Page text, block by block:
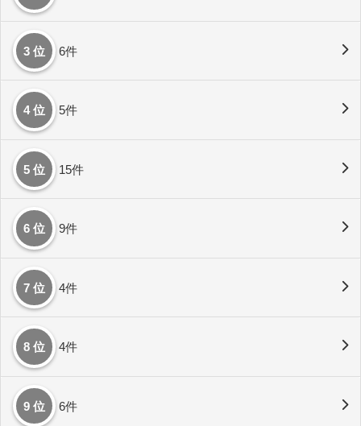
3 位 6件
4 位 5件
5 位 15件
6 位 9件
7 位 4件
8 位 4件
9 位 6件